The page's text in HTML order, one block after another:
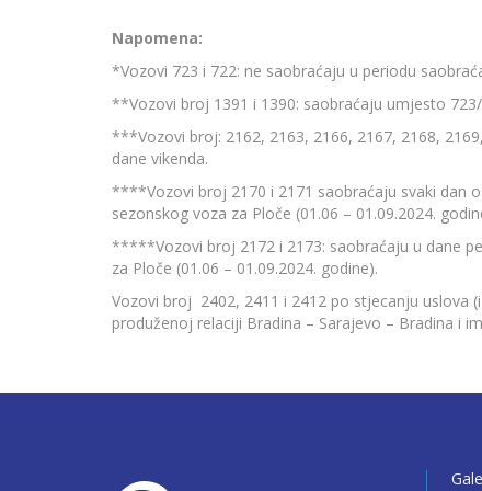
Napomena:
*Vozovi 723 i 722: ne saobraćaju u periodu
**Vozovi broj 1391 i 1390: saobraćaju umjesto
***Vozovi broj: 2162, 2163, 2166, 2167, 2168,
dane vikenda.
****Vozovi broj 2170 i 2171 saobraćaju svaki dan
sezonskog voza za Ploče (01.06 – 01.09.2024.
*****Vozovi broj 2172 i 2173: saobraćaju u dane
za Ploče (01.06 – 01.09.2024. godine).
Vozovi broj 2402, 2411 i 2412 po stjecanju uslova
produženoj relaciji Bradina – Sarajevo – Bradina i